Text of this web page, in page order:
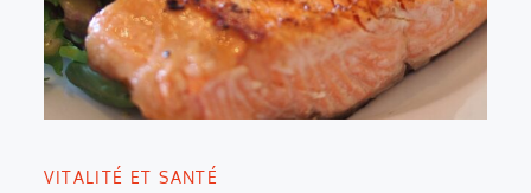
VITALITÉ ET SANTÉ